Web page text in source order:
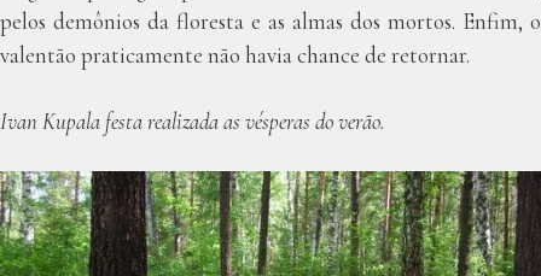
pelos demônios da floresta e as almas dos mortos. Enfim, o
valentão praticamente não havia chance de retornar.
Ivan Kupala festa realizada as vésperas do verão.